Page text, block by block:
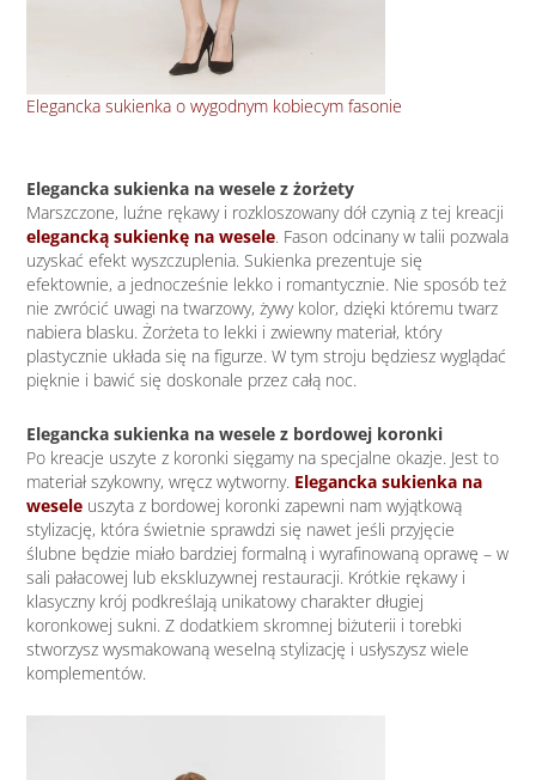
Elegancka sukienka o wygodnym kobiecym fasonie
Elegancka sukienka na wesele z żorżety
Marszczone, luźne rękawy i rozkloszowany dół czynią z tej kreacji
elegancką sukienkę na wesele. Fason odcinany w talii pozwala
uzyskać efekt wyszczuplenia. Sukienka prezentuje się
efektownie, a jednocześnie lekko i romantycznie. Nie sposób też
nie zwrócić uwagi na twarzowy, żywy kolor, dzięki któremu twarz
nabiera blasku. Żorżeta to lekki i zwiewny materiał, który
plastycznie układa się na figurze. W tym stroju będziesz wyglądać
pięknie i bawić się doskonale przez całą noc.
Elegancka sukienka na wesele z bordowej koronki
Po kreacje uszyte z koronki sięgamy na specjalne okazje. Jest to
materiał szykowny, wręcz wytworny. Elegancka sukienka na
wesele uszyta z bordowej koronki zapewni nam wyjątkową
stylizację, która świetnie sprawdzi się nawet jeśli przyjęcie
ślubne będzie miało bardziej formalną i wyrafinowaną oprawę – w
sali pałacowej lub ekskluzywnej restauracji. Krótkie rękawy i
klasyczny krój podkreślają unikatowy charakter długiej
koronkowej sukni. Z dodatkiem skromnej biżuterii i torebki
stworzysz wysmakowaną weselną stylizację i usłyszysz wiele
komplementów.